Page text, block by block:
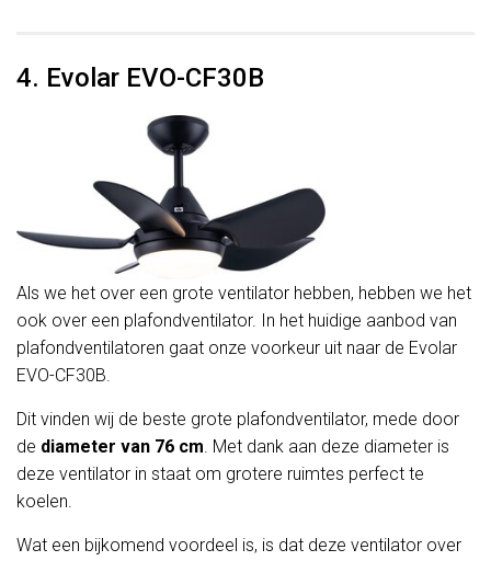
4. Evolar EVO-CF30B
Als we het over een grote ventilator hebben, hebben we het
ook over een plafondventilator. In het huidige aanbod van
plafondventilatoren gaat onze voorkeur uit naar de Evolar
EVO-CF30B.
Dit vinden wij de beste grote plafondventilator, mede door
de diameter van 76 cm. Met dank aan deze diameter is
deze ventilator in staat om grotere ruimtes perfect te
koelen.
Wat een bijkomend voordeel is, is dat deze ventilator over